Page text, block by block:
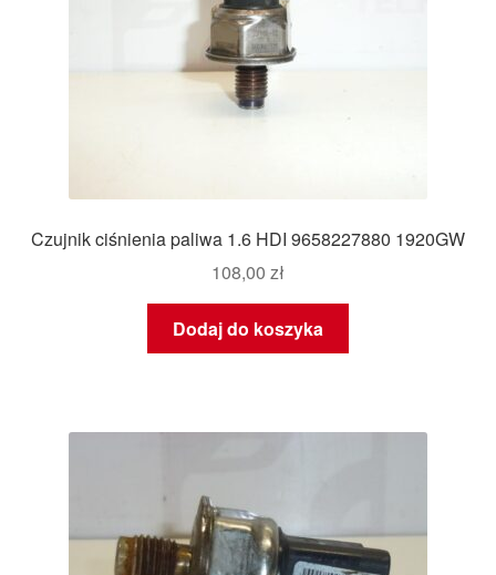
Czujnik ciśnienia paliwa 1.6 HDI 9658227880 1920GW
108,00 zł
Dodaj do koszyka